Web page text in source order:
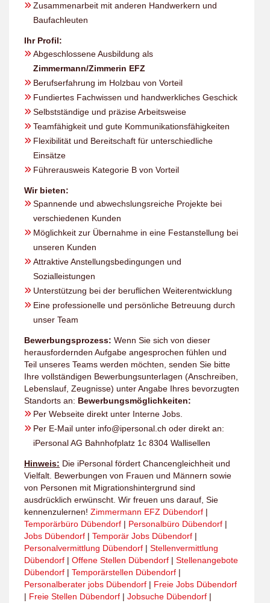
Zusammenarbeit mit anderen Handwerkern und
Baufachleuten
Ihr Profil:
Abgeschlossene Ausbildung als
Zimmermann/Zimmerin EFZ
Berufserfahrung im Holzbau von Vorteil
Fundiertes Fachwissen und handwerkliches Geschick
Selbstständige und präzise Arbeitsweise
Teamfähigkeit und gute Kommunikationsfähigkeiten
Flexibilität und Bereitschaft für unterschiedliche
Einsätze
Führerausweis Kategorie B von Vorteil
Wir bieten:
Spannende und abwechslungsreiche Projekte bei
verschiedenen Kunden
Möglichkeit zur Übernahme in eine Festanstellung bei
unseren Kunden
Attraktive Anstellungsbedingungen und
Sozialleistungen
Unterstützung bei der beruflichen Weiterentwicklung
Eine professionelle und persönliche Betreuung durch
unser Team
Bewerbungsprozess: Wenn Sie sich von dieser
herausfordernden Aufgabe angesprochen fühlen und
Teil unseres Teams werden möchten, senden Sie bitte
Ihre vollständigen Bewerbungsunterlagen (Anschreiben,
Lebenslauf, Zeugnisse) unter Angabe Ihres bevorzugten
Standorts an: Bewerbungsmöglichkeiten:
Per Webseite direkt unter Interne Jobs.
Per E-Mail unter info@ipersonal.ch oder direkt an:
iPersonal AG Bahnhofplatz 1c 8304 Wallisellen
Hinweis: Die iPersonal fördert Chancengleichheit und
Vielfalt. Bewerbungen von Frauen und Männern sowie
von Personen mit Migrationshintergrund sind
ausdrücklich erwünscht. Wir freuen uns darauf, Sie
kennenzulernen! Zimmermann EFZ Dübendorf |
Temporärbüro Dübendorf | Personalbüro Dübendorf |
Jobs Dübendorf | Temporär Jobs Dübendorf |
Personalvermittlung Dübendorf | Stellenvermittlung
Dübendorf | Offene Stellen Dübendorf | Stellenangebote
Dübendorf | Temporärstellen Dübendorf |
Personalberater jobs Dübendorf | Freie Jobs Dübendorf
| Freie Stellen Dübendorf | Jobsuche Dübendorf |